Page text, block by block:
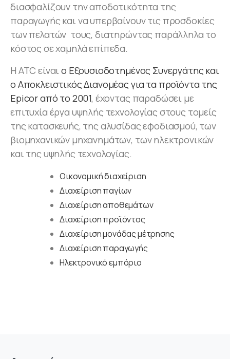
διασφαλίζουν την αποδοτικότητα της
παραγωγής και να υπερβαίνουν τις προσδοκίες
των πελατών τους, διατηρώντας παράλληλα το
κόστος σε χαμηλά επίπεδα.
Η ATC είναιο Εξουσιοδοτημένος Συνεργάτης και
ο Αποκλειστικός Διανομέας για τα προϊόντα της
Epicor από το 2001, έχοντας παραδώσει με
επιτυχία έργα υψηλής τεχνολογίας στους τομείς
της κατασκευής, της αλυσίδας εφοδιασμού, των
βιομηχανικών μηχανημάτων, των ηλεκτρονικών
και της υψηλής τεχνολογίας.
Οικονομική διαχείριση
Διαχείριση παγίων
Διαχείριση αποθεμάτων
Διαχείριση προϊόντος
Διαχείριση μονάδας μέτρησης
Διαχείριση παραγωγής
Ηλεκτρονικό εμπόριο